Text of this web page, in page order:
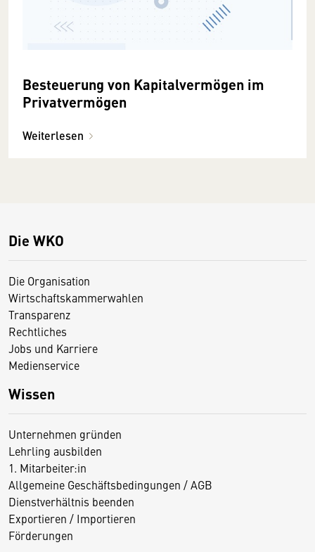
Besteuerung von Kapitalvermögen im
Privatvermögen
Weiterlesen
Die WKO
Die Organisation
Wirtschaftskammerwahlen
Transparenz
Rechtliches
Jobs und Karriere
Medienservice
Wissen
Unternehmen gründen
Lehrling ausbilden
1. Mitarbeiter:in
Allgemeine Geschäftsbedingungen / AGB
Dienstverhältnis beenden
Exportieren / Importieren
Förderungen